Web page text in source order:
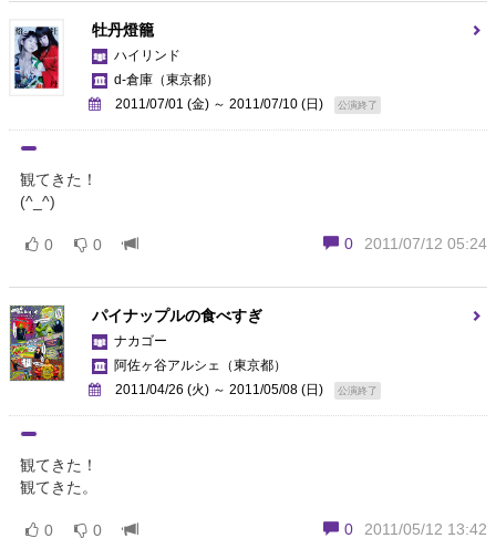
牡丹燈籠
ハイリンド
d-倉庫 （東京都）
2011/07/01 (金) ～ 2011/07/10 (日)
公演終了
観てきた！
(^_^)
0 2011/07/12 05:24
0 0
パイナップルの食べすぎ
ナカゴー
阿佐ヶ谷アルシェ （東京都）
2011/04/26 (火) ～ 2011/05/08 (日)
公演終了
観てきた！
観てきた。
0 2011/05/12 13:42
0 0